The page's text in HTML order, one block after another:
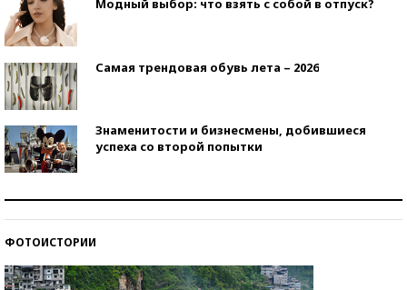
Самая трендовая обувь лета – 2026
Знаменитости и бизнесмены, добившиеся
успеха со второй попытки
ФОТОИСТОРИИ